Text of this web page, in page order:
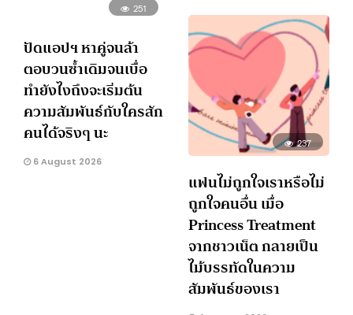
251
ปัดแอปฯ หาคู่จนล้า
ตอบวนซ้ำเดิมจนเบื่อ
ทำยังไงถึงจะเริ่มต้น
ความสัมพันธ์กับใครสัก
คนได้จริงๆ นะ
6 August 2026
237
แฟนไม่ถูกใจเราหรือไม่
ถูกใจคนอื่น เมื่อ
Princess Treatment
จากชาวเน็ต กลายเป็น
ไม้บรรทัดในความ
สัมพันธ์ของเรา